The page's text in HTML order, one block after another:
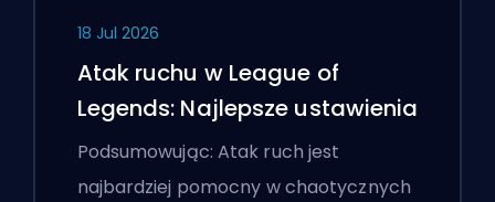
18 Jul 2026
Atak ruchu w League of
Legends: Najlepsze ustawienia
Podsumowując: Atak ruch jest
najbardziej pomocny w chaotycznych